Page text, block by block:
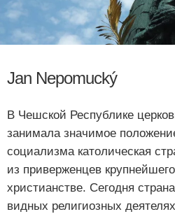
Jan Nepomucký
В Чешской Республике
занимала значимое
социализма католическая
из приверженцев
христианстве. Сегодня
видных религиозных